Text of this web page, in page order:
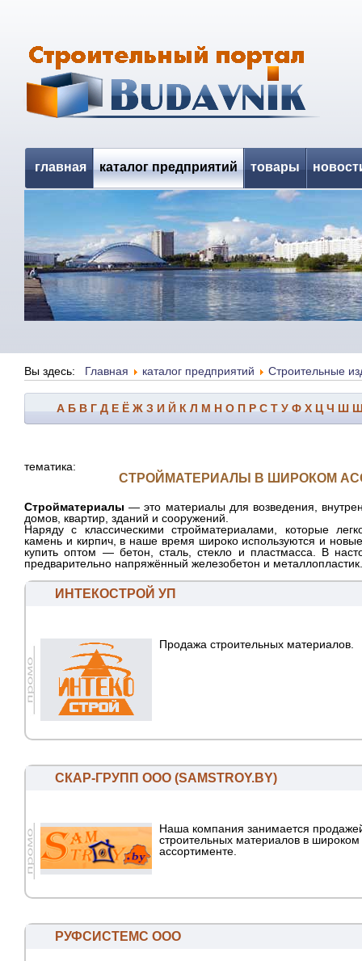
главная каталог предприятий товары
Вы здесь: Главная каталог предприятий Строительные
А Б В Г Д Е Ё Ж З И Й К Л М Н О П Р С Т У Ф Х Ц Ч Ш
тематика:
СТРОЙМАТЕРИАЛЫ В ШИРОКОМ
Стройматериалы — это материалы для возведения,
домов, квартир, зданий и сооружений
Наряду с классическими стройматериалами, которые
камень и кирпич, в наше время широко используются и
купить оптом — бетон, сталь, стекло и пластмасса . В
предварительно напряжённый железобетон и металлопластик.
ИНТЕКОСТРОЙ УП
Продажа строительных материалов.
СКАР-ГРУПП ООО (SAMSTROY.BY)
Наша компания занимается
строительных материалов в широком
ассортименте.
РУФСИСТЕМС ООО